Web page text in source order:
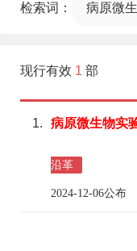
法
检索词： 病原微
现行有效 1 部
1. 病原微生物实
沿革
2024-12-06公布